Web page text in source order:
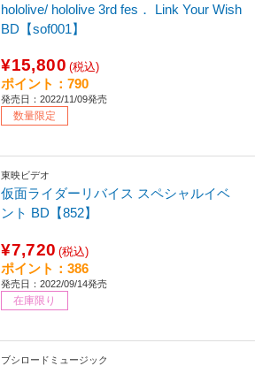
hololive/ hololive 3rd fes． Link Your Wish
BD【sof001】
¥15,800 (税込)
ポイント：790
発売日：2022/11/09発売
数量限定
東映ビデオ
仮面ライダーリバイス スペシャルイベ
ント BD【852】
¥7,720 (税込)
ポイント：386
発売日：2022/09/14発売
在庫限り
ブシロードミュージック